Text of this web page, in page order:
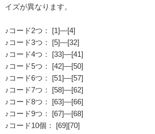
イズが異なります。
♪コード2つ： [1]―[4]
♪コード3つ： [5]―[32]
♪コード4つ： [33]―[41]
♪コード5つ： [42]―[50]
♪コード6つ： [51]―[57]
♪コード7つ： [58]―[62]
♪コード8つ： [63]―[66]
♪コード9つ： [67]―[68]
♪コード10個： [69][70]